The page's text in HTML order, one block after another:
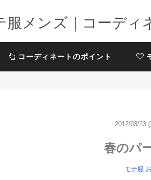
服メンズ｜コーディ
コーディネートのポイント
2012/03/23
春のパ
モテ服